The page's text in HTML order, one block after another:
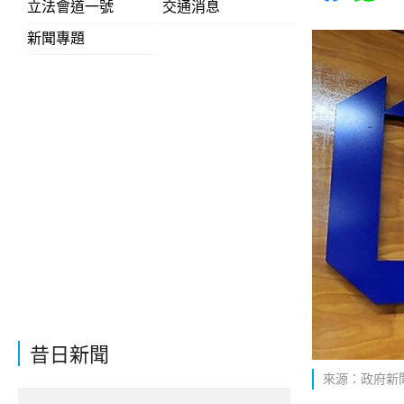
立法會道一號
交通消息
新聞專題
昔日新聞
來源：政府新